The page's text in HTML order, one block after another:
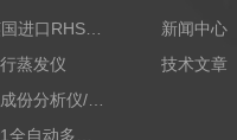
RHS英国进口RHS植物标准比色卡
蒸发仪
进口乳成份分析仪/乳品分析仪
新闻中心
技术文章